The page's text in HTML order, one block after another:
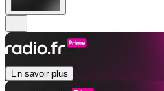
En savoir plus